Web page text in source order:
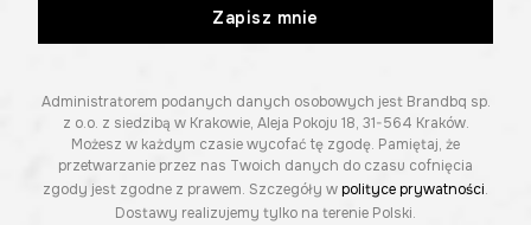
Zapisz mnie
Administratorem podanych danych osobowych jest Brandbq sp.
z o.o. z siedzibą w Krakowie, Aleja Pokoju 18, 31-564 Kraków.
Możesz w każdym czasie wycofać tę zgodę. Pamiętaj, że
przetwarzanie przez nas Twoich danych do czasu cofnięcia
zgody jest zgodne z prawem. Szczegóły w polityce prywatności.
Dostawy realizujemy tylko na terenie Polski.